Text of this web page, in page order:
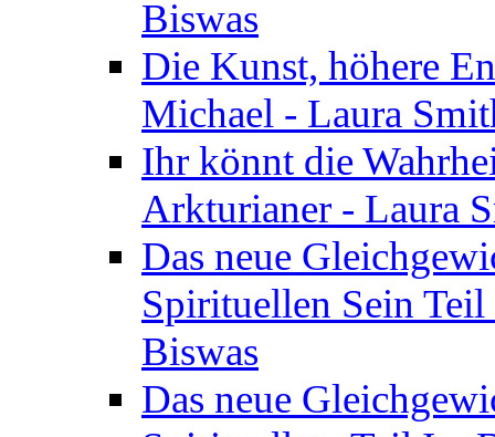
Biswas
Die Kunst, höhere
Michael - Laura
Ihr könnt die
Arkturianer - Laura
Das neue
Spirituellen Sein
Biswas
Das neue